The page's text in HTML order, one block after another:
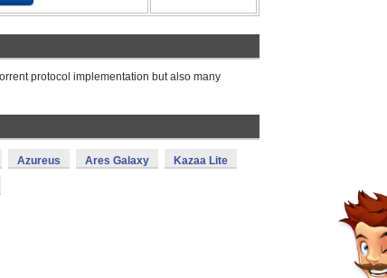
protocol implementation but also many
Azureus Ares Galaxy Kazaa Lite